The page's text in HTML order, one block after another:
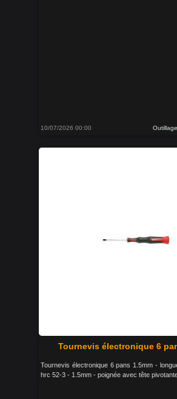
10/07/2026 00:00
Tournevis électronique 6
Tournevis électronique 6 pans 1.5mm -
hrc 52-3 - 1.5mm - poignée avec tête